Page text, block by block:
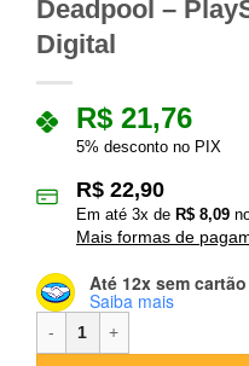
Deadpool –
Digital
R$ 21,76
5% desconto no PIX
R$ 22,90
Em até 3x de R$ 8,09
Mais formas de
Até 12x sem cartão
Saiba mais